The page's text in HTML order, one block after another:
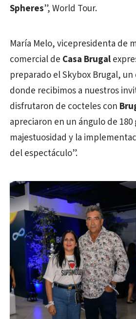
Spheres”, World Tour.
María Melo, vicepresidenta de
comercial de Casa Brugal
preparado el Skybox Brugal,
donde recibimos a nuestros
disfrutaron de cocteles con
apreciaron en un ángulo de 180
majestuosidad y la
del espectáculo”.